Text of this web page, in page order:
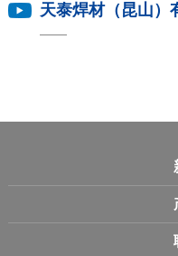
天泰焊材（昆山）